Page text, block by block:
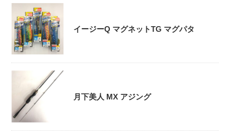
イージーQ マグネットTG マグパタ
月下美人 MX アジング